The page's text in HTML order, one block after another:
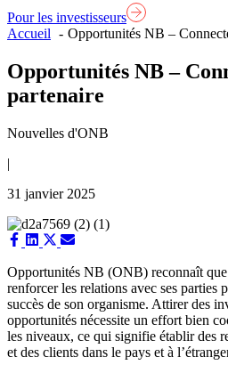
Pour les investisseurs
Accueil
Opportunités NB –
Opportunités NB –
partenaire
Nouvelles d'ONB
|
31 janvier 2025
Share
Facebook
Share
LinkedIn
Share
X
(Twitter)
Share
Email
Opportunités NB (ONB) reconnaît que
renforcer les relations avec ses parties
succès de son organisme. Attirer des
opportunités nécessite un effort bien
les niveaux, ce qui signifie établir des
et des clients dans le pays et à